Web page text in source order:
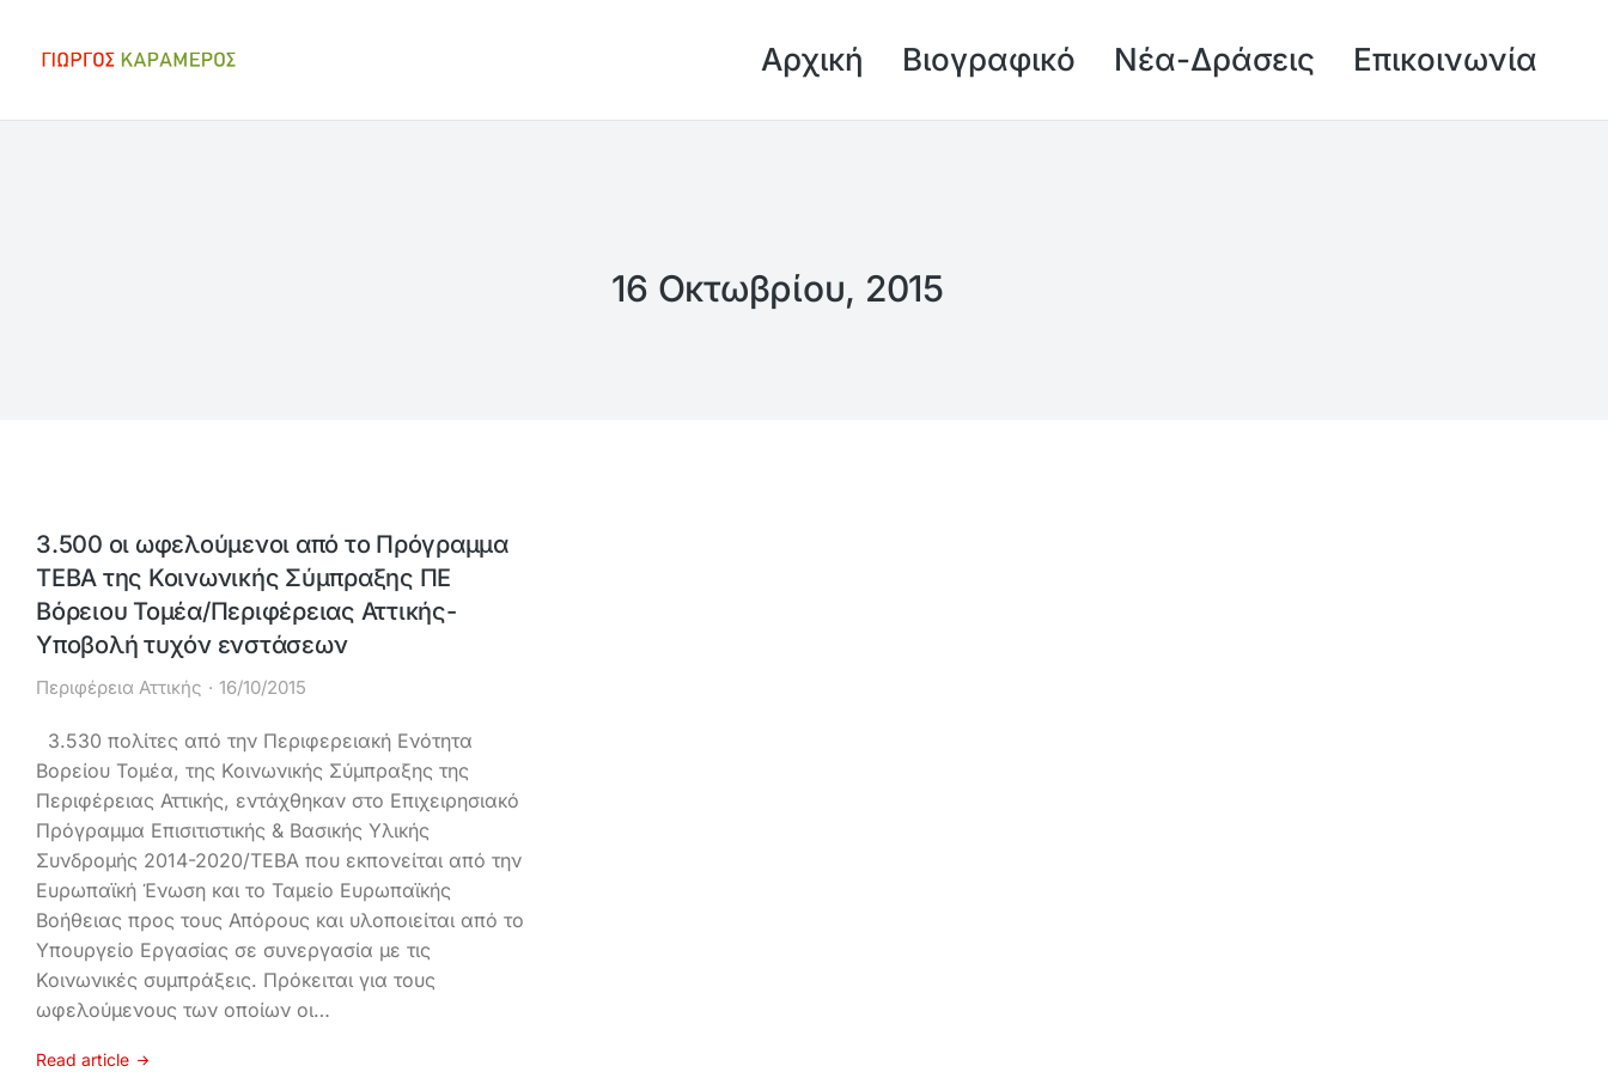
Αρχική Βιογραφικό Νέα-Δράσεις Επικοινωνία
16 Οκτωβρίου, 2015
3.500 οι ωφελούμενοι από το Πρόγραμμα
ΤΕΒΑ της Κοινωνικής Σύμπραξης ΠΕ
Βόρειου Τομέα/Περιφέρειας Αττικής-
Υποβολή τυχόν ενστάσεων
Περιφέρεια Αττικής 16/10/2015
3.530 πολίτες από την Περιφερειακή Ενότητα
Βορείου Τομέα, της Κοινωνικής Σύμπραξης της
Περιφέρειας Αττικής, εντάχθηκαν στο Επιχειρησιακό
Πρόγραμμα Επισιτιστικής & Βασικής Υλικής
Συνδρομής 2014-2020/ΤΕΒΑ που εκπονείται από την
Ευρωπαϊκή Ένωση και το Ταμείο Ευρωπαϊκής
Βοήθειας προς τους Απόρους και υλοποιείται από το
Υπουργείο Εργασίας σε συνεργασία με τις
Κοινωνικές συμπράξεις. Πρόκειται για τους
ωφελούμενους των οποίων οι…
Read article